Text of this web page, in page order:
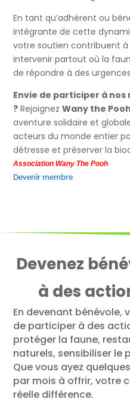
En tant qu’adhérent ou
intégrante de cette
votre soutien contribuent
intervenir partout où la
de répondre à des
Envie de participer à
? RejoignezWany the Pooh
aventure solidaire et
acteurs du monde entier
détresse et préserver la
Association Wany The Pooh
Devenir membre
Devenez
à des
En devenant bénévole,
de participer à des
protéger la faune,
naturels, sensibiliser le
Que vous ayez
par mois à offrir, votre
réelle différence.